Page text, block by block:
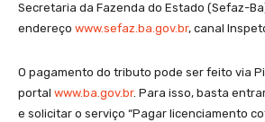
Secretaria da Fazenda do Estado (Sefaz-
endereço www.sefaz.ba.gov.br, canal
O pagamento do tributo pode ser feito via
portal www.ba.gov.br. Para isso, basta
e solicitar o serviço “Pagar licenciamento